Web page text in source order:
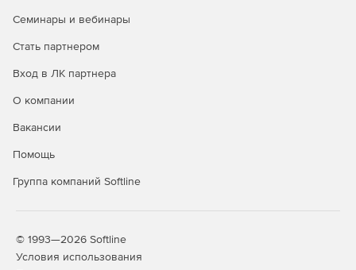
Семинары и вебинары
Стать партнером
Вход в ЛК партнера
О компании
Вакансии
Помощь
Группа компаний Softline
© 1993—2026 Softline
Условия использования